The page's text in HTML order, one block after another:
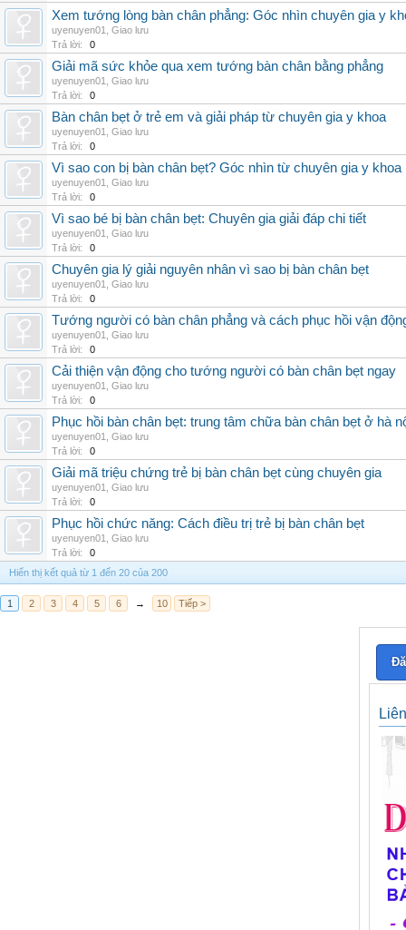
Xem tướng lòng bàn chân phẳng: Góc nhìn chuyên gia y
uyenuyen01
Giao lưu
Trả lời:
0
Giải mã sức khỏe qua xem tướng bàn chân bằng phẳng
uyenuyen01
Giao lưu
Trả lời:
0
Bàn chân bẹt ở trẻ em và giải pháp từ chuyên gia y khoa
uyenuyen01
Giao lưu
Trả lời:
0
Vì sao con bị bàn chân bẹt? Góc nhìn từ chuyên gia y khoa
uyenuyen01
Giao lưu
Trả lời:
0
Vì sao bé bị bàn chân bẹt: Chuyên gia giải đáp chi tiết
uyenuyen01
Giao lưu
Trả lời:
0
Chuyên gia lý giải nguyên nhân vì sao bị bàn chân bẹt
uyenuyen01
Giao lưu
Trả lời:
0
Tướng người có bàn chân phẳng và cách phục hồi vận
uyenuyen01
Giao lưu
Trả lời:
0
Cải thiện vận động cho tướng người có bàn chân bẹt ngay
uyenuyen01
Giao lưu
Trả lời:
0
Phục hồi bàn chân bẹt: trung tâm chữa bàn chân bẹt ở hà
uyenuyen01
Giao lưu
Trả lời:
0
Giải mã triệu chứng trẻ bị bàn chân bẹt cùng chuyên gia
uyenuyen01
Giao lưu
Trả lời:
0
Phục hồi chức năng: Cách điều trị trẻ bị bàn chân bẹt
uyenuyen01
Giao lưu
Trả lời:
0
Hiển thị kết quả từ 1 đến 20 của 200
1 2 3 4 5 6 → 10 Tiếp >